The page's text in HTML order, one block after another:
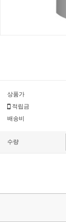
상품가
적립금
배송비
수량